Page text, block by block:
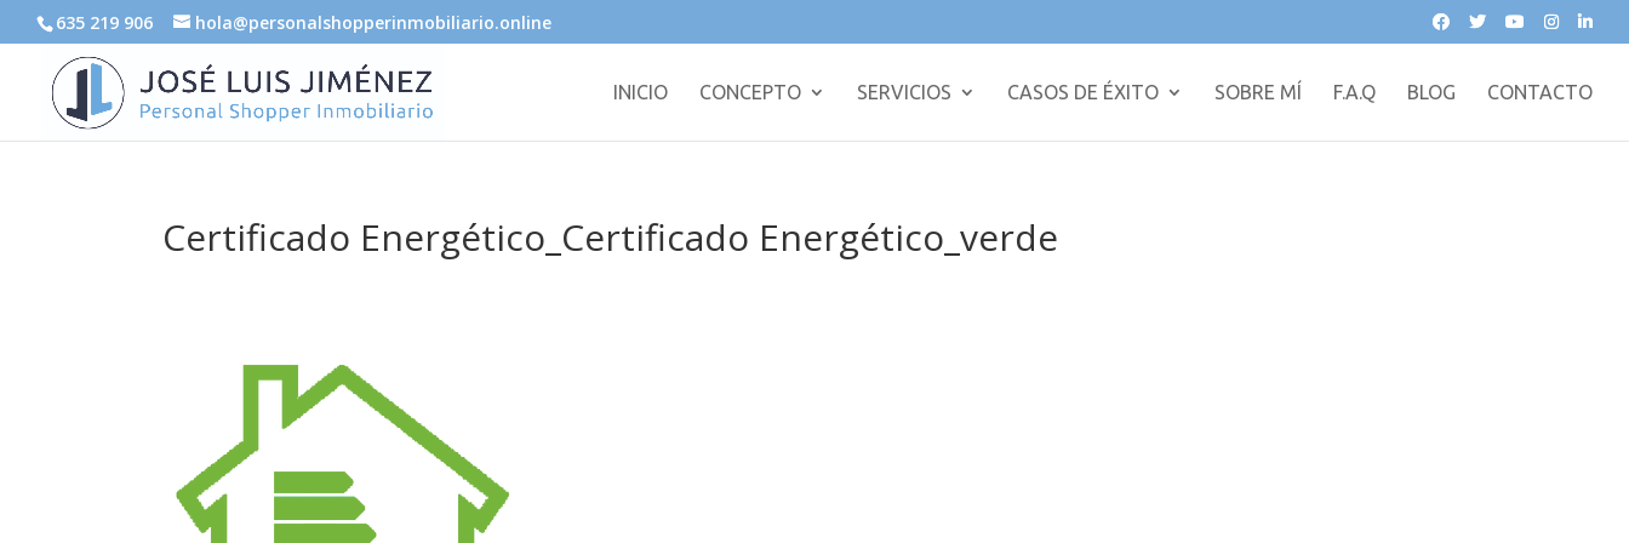
635 219 906 hola@personalshopperinmobiliario.online
INICIO CONCEPTO SERVICIOS CASOS DE ÉXITO SOBRE MÍ F.A.Q BLOG CONTACTO
Certificado Energético_Certificado Energético_verde